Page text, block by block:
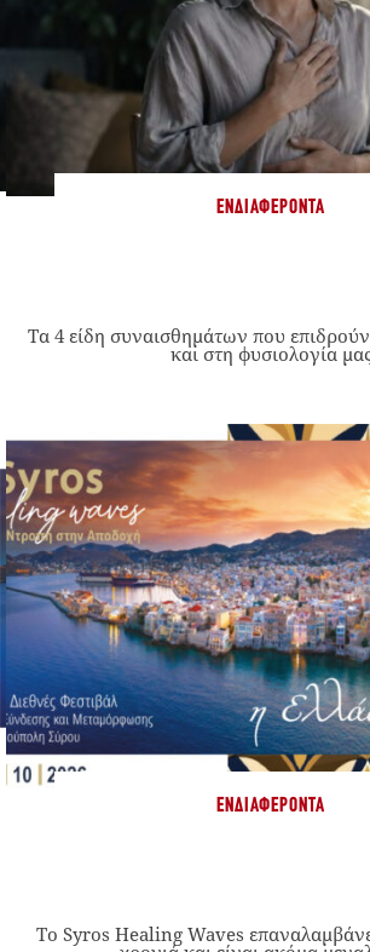
ΕΝΔΙΑΦΈΡΟΝΤΑ
Τα 4 είδη συναισθημάτων που
και στη φυσιολογία
ΕΝΔΙΑΦΈΡΟΝΤΑ
Το Syros Healing Waves